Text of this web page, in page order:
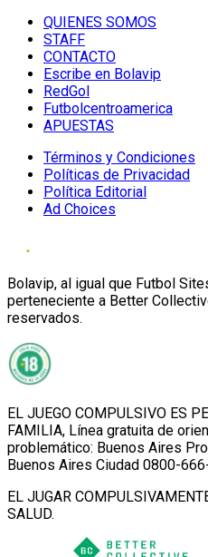
QUIENES SOMOS
STAFF
CONTACTO
Escribe en Bolavip
RedGol
Futbolcentroamerica
APUESTAS
Términos y Condiciones
Políticas de Privacidad
Política Editorial
Ad Choices
Bolavip, al igual que Futbol
perteneciente a Better
reservados.
EL JUEGO COMPULSIVO ES
FAMILIA, Línea gratuita de
problemático: Buenos Aires
Buenos Aires Ciudad 0800-
EL JUGAR
SALUD.